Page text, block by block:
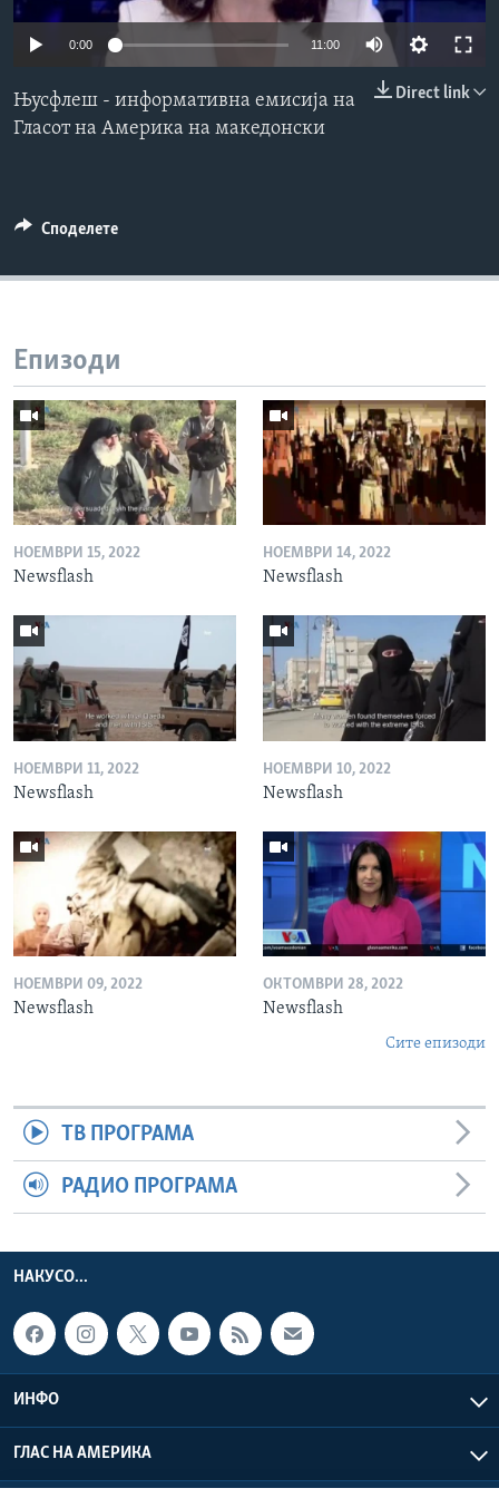
ИНТЕРВЈУА
Јазици
0:00 11:00
Direct link
Њусфлеш - информативна емисија на
Гласот на Америка на македонски
Споделете
Епизоди
НОЕМВРИ 15, 2022
Newsflash
НОЕМВРИ 14, 2022
Newsflash
НОЕМВРИ 11, 2022
Newsflash
НОЕМВРИ 10, 2022
Newsflash
НОЕМВРИ 09, 2022
Newsflash
ОКТОМВРИ 28, 2022
Newsflash
Сите епизоди
ТВ ПРОГРАМА
РАДИО ПРОГРАМА
НАКУСО...
ИНФО
ГЛАС НА АМЕРИКА